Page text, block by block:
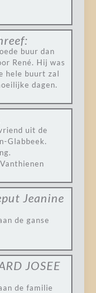
buur dan
René. Hij was
hele buurt zal
dagen.
uit de
Glabbeek.
Jeanine
de ganse
JOSEE
de familie